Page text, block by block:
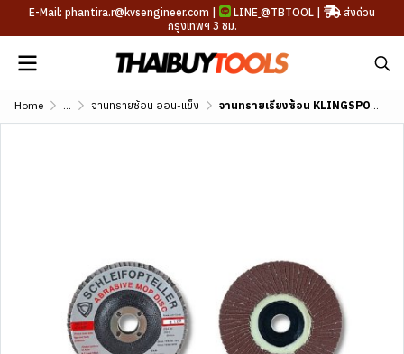
E-Mail: phantira.r@kvsengineer.com | LINE @TBTOOL |
ส่งด่วน
กรุงเทพฯ 3 ชม.
Home ... จานทรายซ้อน อ่อน-แข็ง จานทรายเรียงซ้อน KLINGSPOR หลังแข็ง 4 นิ้ว รุ่น SMT-726